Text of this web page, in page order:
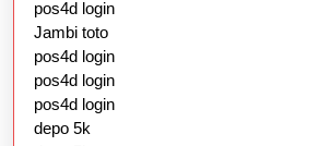
pos4d login
Jambi toto
pos4d login
pos4d login
pos4d login
depo 5k